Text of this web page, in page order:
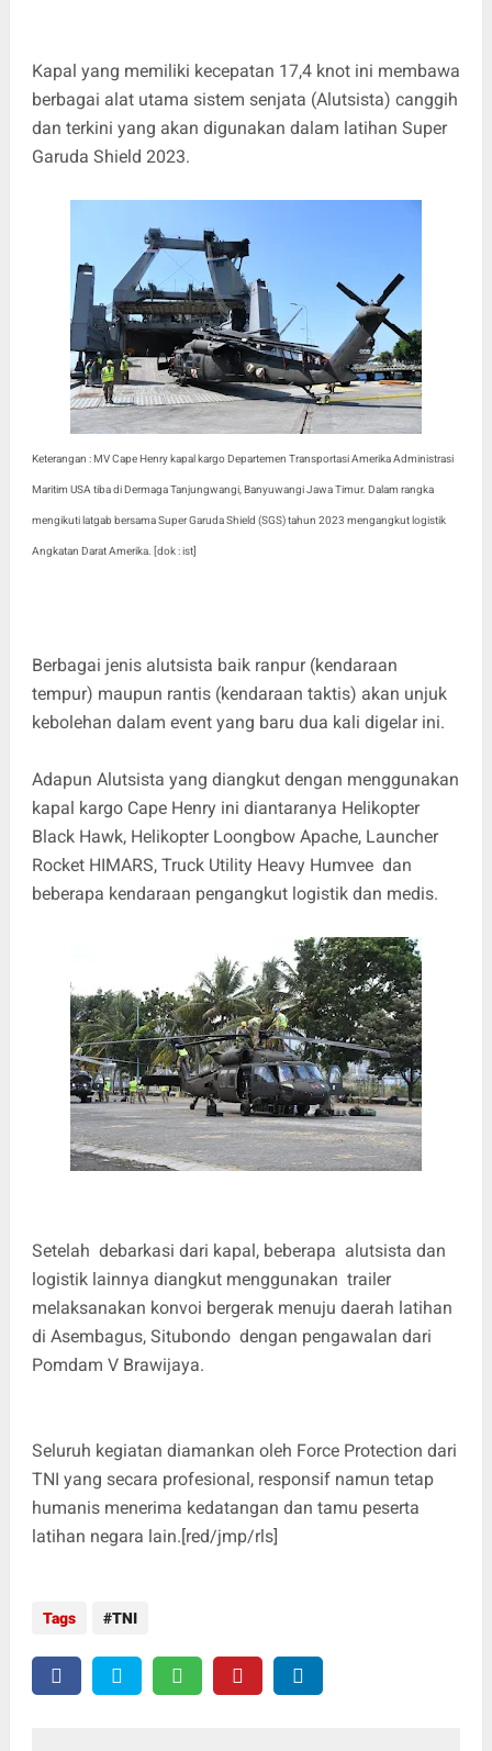
Kapal yang memiliki kecepatan 17,4 knot ini membawa
berbagai alat utama sistem senjata (Alutsista) canggih
dan terkini yang akan digunakan dalam latihan Super
Garuda Shield 2023.
Keterangan : MV Cape Henry kapal kargo Departemen Transportasi Amerika Administrasi
Maritim USA tiba di Dermaga Tanjungwangi, Banyuwangi Jawa Timur. Dalam rangka
mengikuti latgab bersama Super Garuda Shield (SGS) tahun 2023 mengangkut logistik
Angkatan Darat Amerika. [dok : ist]
Berbagai jenis alutsista baik ranpur (kendaraan
tempur) maupun rantis (kendaraan taktis) akan unjuk
kebolehan dalam event yang baru dua kali digelar ini.
Adapun Alutsista yang diangkut dengan menggunakan
kapal kargo Cape Henry ini diantaranya Helikopter
Black Hawk, Helikopter Loongbow Apache, Launcher
Rocket HIMARS, Truck Utility Heavy Humvee dan
beberapa kendaraan pengangkut logistik dan medis.
Setelah debarkasi dari kapal, beberapa alutsista dan
logistik lainnya diangkut menggunakan trailer
melaksanakan konvoi bergerak menuju daerah latihan
di Asembagus, Situbondo dengan pengawalan dari
Pomdam V Brawijaya.
Seluruh kegiatan diamankan oleh Force Protection dari
TNI yang secara profesional, responsif namun tetap
humanis menerima kedatangan dan tamu peserta
latihan negara lain.[red/jmp/rls]
Tags TNI